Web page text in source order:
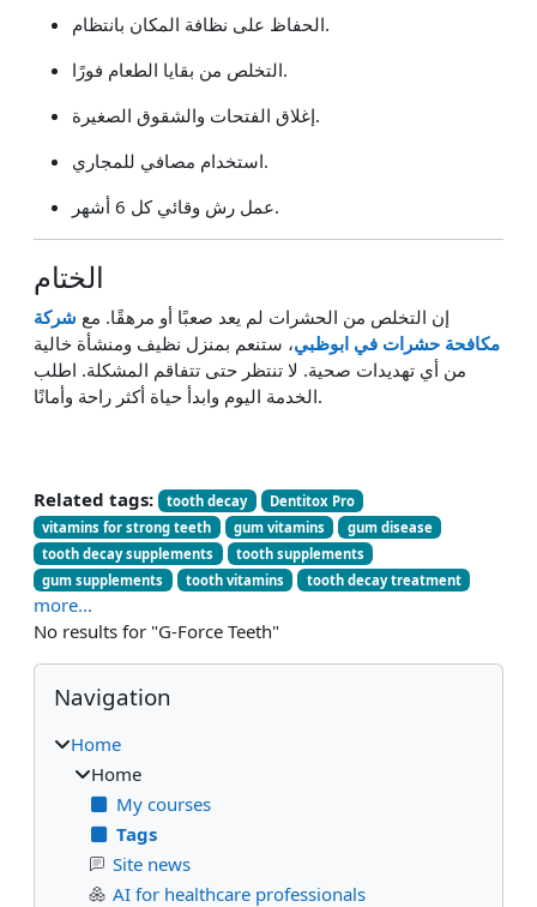
الحفاظ على نظافة المكان بانتظام.
التخلص من بقايا الطعام فورًا.
إغلاق الفتحات والشقوق الصغيرة.
استخدام مصافي للمجاري.
عمل رش وقائي كل 6 أشهر.
الختام
إن التخلص من الحشرات لم يعد صعبًا أو مرهقًا. مع شركة
مكافحة حشرات في ابوظبي، ستنعم بمنزل نظيف ومنشأة خالية
من أي تهديدات صحية. لا تنتظر حتى تتفاقم المشكلة. اطلب
الخدمة اليوم وابدأ حياة أكثر راحة وأمانًا.
Related tags: tooth decay
Dentitox Pro
vitamins for strong teeth
gum vitamins
gum disease
tooth decay supplements
tooth supplements
gum supplements
tooth vitamins tooth decay treatment
more...
No results for "G-Force Teeth"
Blocks
Skip Navigation
Navigation
Home
Home
My courses
Tags
Site news
AI for healthcare professionals